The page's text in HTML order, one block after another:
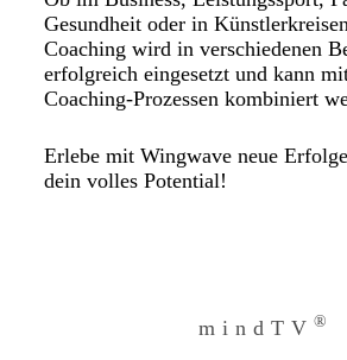
Gesundheit oder in
Coaching wird in verschiedenen
erfolgreich eingesetzt und kann
Coaching-Prozessen kombiniert
Erlebe mit Wingwave neue
dein volles Potential!
mindTV ®